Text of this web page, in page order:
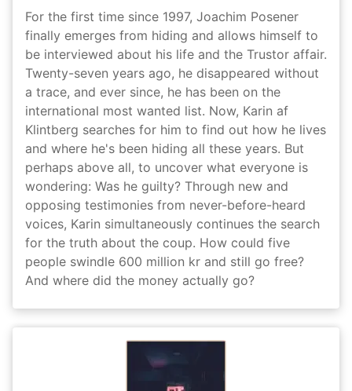
For the first time since 1997, Joachim Posener
finally emerges from hiding and allows himself to
be interviewed about his life and the Trustor affair.
Twenty-seven years ago, he disappeared without
a trace, and ever since, he has been on the
international most wanted list. Now, Karin af
Klintberg searches for him to find out how he lives
and where he's been hiding all these years. But
perhaps above all, to uncover what everyone is
wondering: Was he guilty? Through new and
opposing testimonies from never-before-heard
voices, Karin simultaneously continues the search
for the truth about the coup. How could five
people swindle 600 million kr and still go free?
And where did the money actually go?